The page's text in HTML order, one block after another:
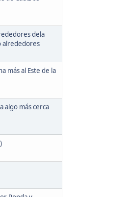
dela
alrededores
más al Este de la
algo más cerca